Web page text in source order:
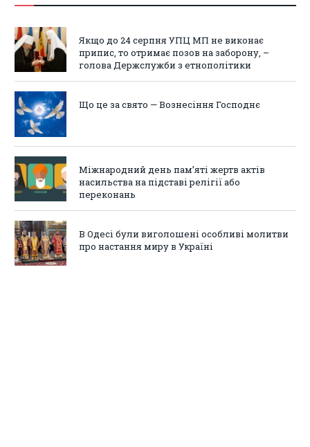
Якщо до 24 серпня УПЦ МП не виконає
припис, то отримає позов на заборону, –
голова Держслужби з етнополітики
Що це за свято — Вознесіння Господнє
Міжнародний день пам’яті жертв актів
насильства на підставі релігії або
переконань
В Одесі були виголошені особливі молитви
про настання миру в Україні